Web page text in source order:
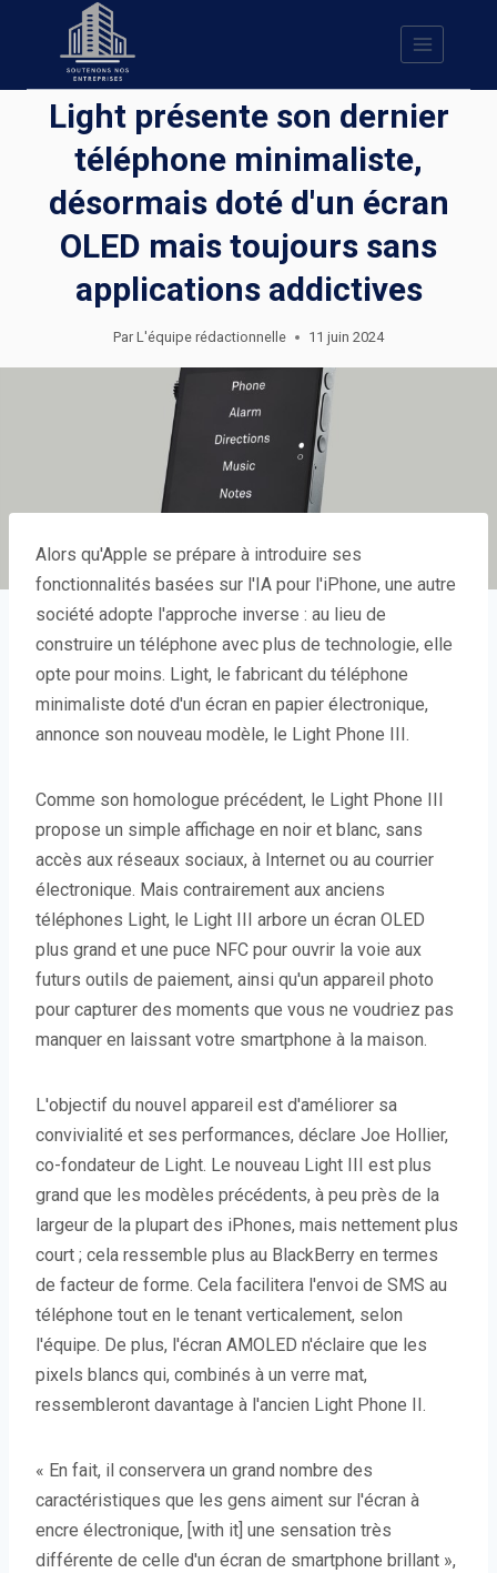
Light présente son dernier
téléphone minimaliste,
désormais doté d'un écran
OLED mais toujours sans
applications addictives
Par L'équipe rédactionnelle 11 juin 2024
Alors qu'Apple se prépare à introduire ses
fonctionnalités basées sur l'IA pour l'iPhone, une autre
société adopte l'approche inverse : au lieu de
construire un téléphone avec plus de technologie, elle
opte pour moins. Light, le fabricant du téléphone
minimaliste doté d'un écran en papier électronique,
annonce son nouveau modèle, le Light Phone III.
Comme son homologue précédent, le Light Phone III
propose un simple affichage en noir et blanc, sans
accès aux réseaux sociaux, à Internet ou au courrier
électronique. Mais contrairement aux anciens
téléphones Light, le Light III arbore un écran OLED
plus grand et une puce NFC pour ouvrir la voie aux
futurs outils de paiement, ainsi qu'un appareil photo
pour capturer des moments que vous ne voudriez pas
manquer en laissant votre smartphone à la maison.
L'objectif du nouvel appareil est d'améliorer sa
convivialité et ses performances, déclare Joe Hollier,
co-fondateur de Light. Le nouveau Light III est plus
grand que les modèles précédents, à peu près de la
largeur de la plupart des iPhones, mais nettement plus
court ; cela ressemble plus au BlackBerry en termes
de facteur de forme. Cela facilitera l'envoi de SMS au
téléphone tout en le tenant verticalement, selon
l'équipe. De plus, l'écran AMOLED n'éclaire que les
pixels blancs qui, combinés à un verre mat,
ressembleront davantage à l'ancien Light Phone II.
« En fait, il conservera un grand nombre des
caractéristiques que les gens aiment sur l'écran à
encre électronique, [with it] une sensation très
différente de celle d'un écran de smartphone brillant »,